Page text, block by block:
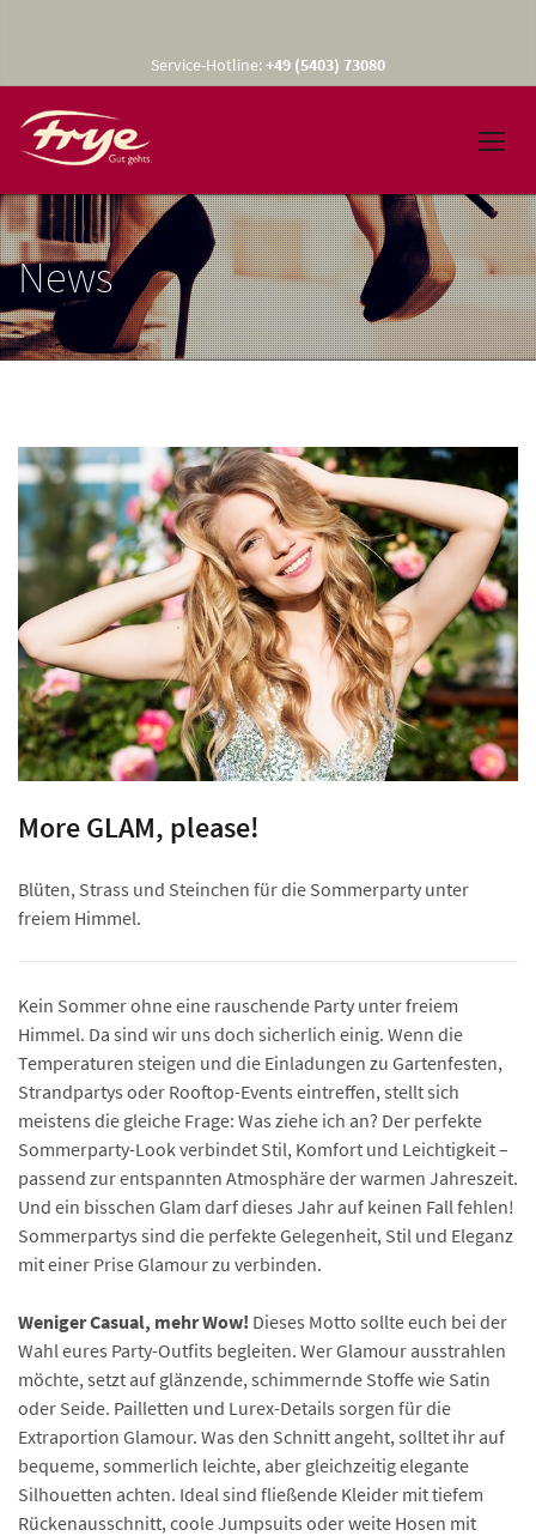
Service-Hotline:+49 (5403) 73080
News
More GLAM, please!
Blüten, Strass und Steinchen für die Sommerparty unter
freiem Himmel.
Kein Sommer ohne eine rauschende Party unter freiem
Himmel. Da sind wir uns doch sicherlich einig. Wenn die
Temperaturen steigen und die Einladungen zu Gartenfesten,
Strandpartys oder Rooftop-Events eintreffen, stellt sich
meistens die gleiche Frage: Was ziehe ich an? Der perfekte
Sommerparty-Look verbindet Stil, Komfort und Leichtigkeit –
passend zur entspannten Atmosphäre der warmen Jahreszeit.
Und ein bisschen Glam darf dieses Jahr auf keinen Fall fehlen!
Sommerpartys sind die perfekte Gelegenheit, Stil und Eleganz
mit einer Prise Glamour zu verbinden.
Weniger Casual, mehr Wow! Dieses Motto sollte euch bei der
Wahl eures Party-Outfits begleiten. Wer Glamour ausstrahlen
möchte, setzt auf glänzende, schimmernde Stoffe wie Satin
oder Seide. Pailletten und Lurex-Details sorgen für die
Extraportion Glamour. Was den Schnitt angeht, solltet ihr auf
bequeme, sommerlich leichte, aber gleichzeitig elegante
Silhouetten achten. Ideal sind fließende Kleider mit tiefem
Rückenausschnitt, coole Jumpsuits oder weite Hosen mit